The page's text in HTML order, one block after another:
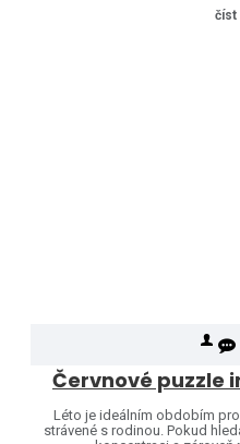
číst
Léto je ideálním obdobím
strávené s rodinou. Pokud